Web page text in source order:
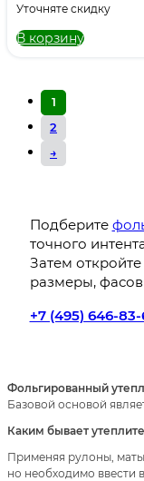
Уточняте скидку
В корзину
1
2
→
Подберите
точного
Затем
размеры,
+7 (495) 646-83-
Фольгированный
Базовой основой
Каким бывает
Применяя рулоны,
но необходимо ввести